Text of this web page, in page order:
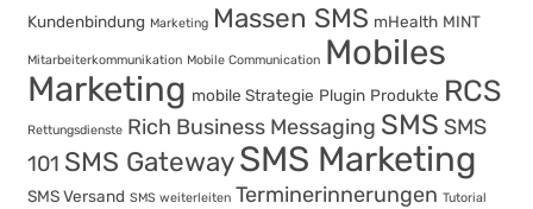
Kundenbindung Marketing Massen SMS mHealth MINT
Mitarbeiterkommunikation Mobile Communication Mobiles
Marketing mobile Strategie Plugin Produkte RCS
Rettungsdienste Rich Business Messaging SMS SMS
101 SMS Gateway SMS Marketing
SMS Versand SMS weiterleiten Terminerinnerungen Tutorial